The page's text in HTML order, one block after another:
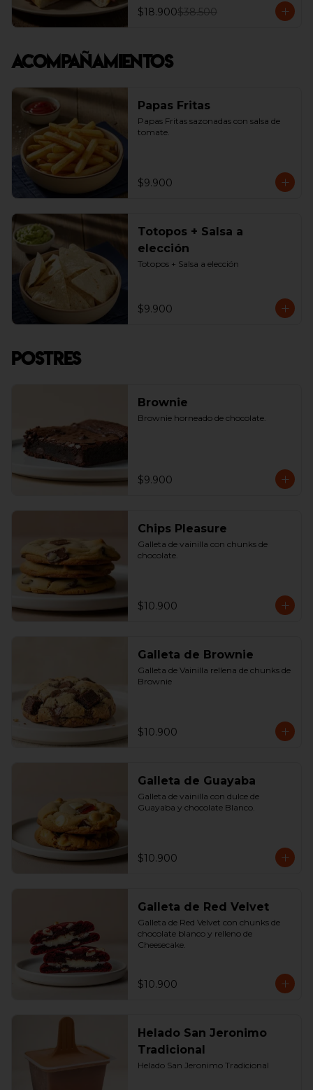
$18.900$38.500
Acompañamientos
Papas Fritas
Papas Fritas sazonadas con salsa de
tomate.
$9.900
Totopos + Salsa a
elección
Totopos + Salsa a elección
$9.900
Postres
Brownie
Brownie horneado de chocolate.
$9.900
Chips Pleasure
Galleta de vainilla con chunks de
chocolate.
$10.900
Galleta de Brownie
Galleta de Vainilla rellena de chunks de
Brownie
$10.900
Galleta de Guayaba
Galleta de vainilla con dulce de
Guayaba y chocolate Blanco.
$10.900
Galleta de Red Velvet
Galleta de Red Velvet con chunks de
chocolate blanco y relleno de
Cheesecake.
$10.900
Helado San Jeronimo
Tradicional
Helado San Jeronimo Tradicional